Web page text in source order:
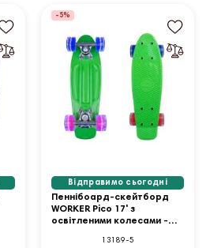
-5%
Відправимо сьогодні
Пеннібоард-скейтборд
WORKER Pico 17' з
освітленими колесами -
13189-5